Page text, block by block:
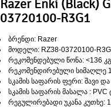
Razer Enki (Black)
03720100-R3G1
ბრენდი: Razer
მოდელი: RZ38-03720100-
რეკომენდებული წონა: <136 კგ
რეკომენდირებული სიმაღლე
სკამის საფარის ფერი: შავი და
სკამის საფარის მასალა : PVC
რეგულირებადი უკანა კუთხე: